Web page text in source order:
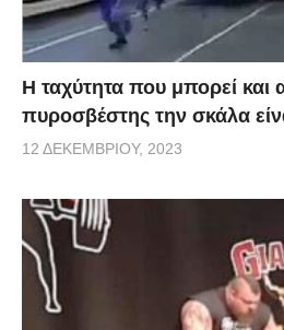
Η ταχύτητα που μπορεί και
πυροσβέστης την σκάλα
12 ΔΕΚΕΜΒΡΊΟΥ, 2023